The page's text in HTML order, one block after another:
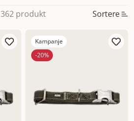
362 produkt Sortere
Kampanje
-20%